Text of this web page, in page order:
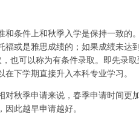
条件上和秋季入学是保持一致的
福或是雅思成绩的；如果成绩未达
也可以称为有条件录取。即先录
下学期直接升入本科专业学习。
秋季申请来说，春季申请时间更
此越早申请越好。